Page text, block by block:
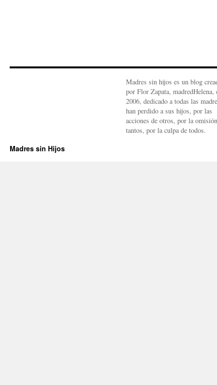
Madres sin hijos es un blog
por Flor Zapata, madredHelena,
2006, dedicado a todas las
han perdido a sus hijos, por las
acciones de otros, por la
tantos, por la culpa de todos.
Madres sin Hijos